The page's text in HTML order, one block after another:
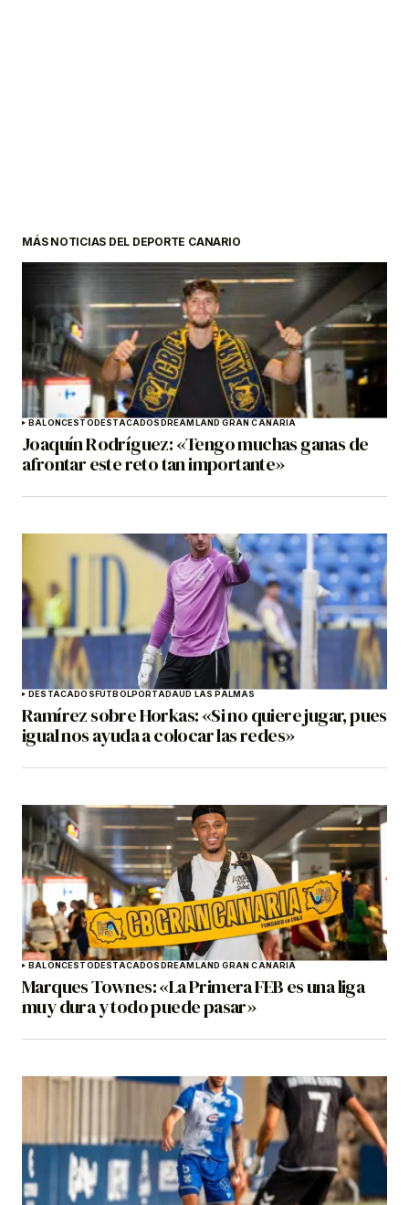
MÁS NOTICIAS DEL DEPORTE CANARIO
BALONCESTODESTACADOSDREAMLAND GRAN CANARIA
Joaquín Rodríguez: «Tengo muchas ganas de
afrontar este reto tan importante»
DESTACADOSFÚTBOLPORTADAUD LAS PALMAS
Ramírez sobre Horkas: «Si no quiere jugar, pues
igual nos ayuda a colocar las redes»
BALONCESTODESTACADOSDREAMLAND GRAN CANARIA
Marques Townes: «La Primera FEB es una liga
muy dura y todo puede pasar»